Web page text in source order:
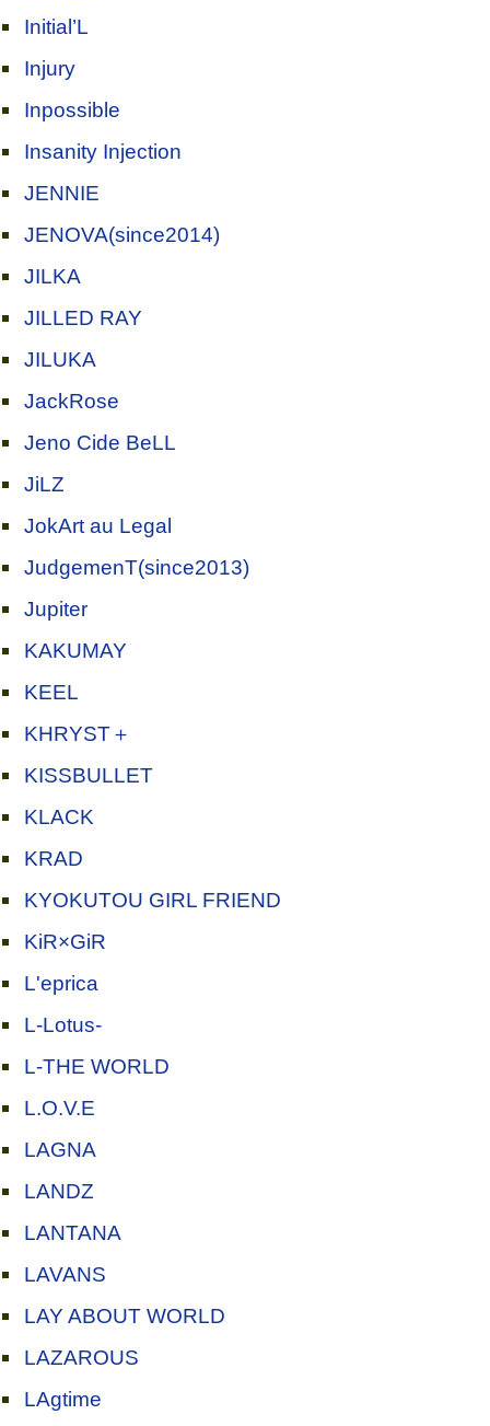
Initial’L
Injury
Inpossible
Insanity Injection
JENNIE
JENOVA(since2014)
JILKA
JILLED RAY
JILUKA
JackRose
Jeno Cide BeLL
JiLZ
JokArt au Legal
JudgemenT(since2013)
Jupiter
KAKUMAY
KEEL
KHRYST＋
KISSBULLET
KLACK
KRAD
KYOKUTOU GIRL FRIEND
KiR×GiR
L'eprica
L-Lotus-
L-THE WORLD
L.O.V.E
LAGNA
LANDZ
LANTANA
LAVANS
LAY ABOUT WORLD
LAZAROUS
LAgtime